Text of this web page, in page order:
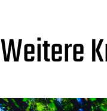
Weitere